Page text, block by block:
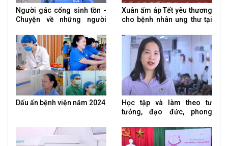
Người gác cổng sinh tồn -
Chuyện về những người
Xuân ấm áp Tết yêu thương
cho bệnh nhân ung thư tại
Hoá
Dấu ấn bệnh viện năm 2024
Học tập và làm theo tư
tưởng, đạo đức, phong